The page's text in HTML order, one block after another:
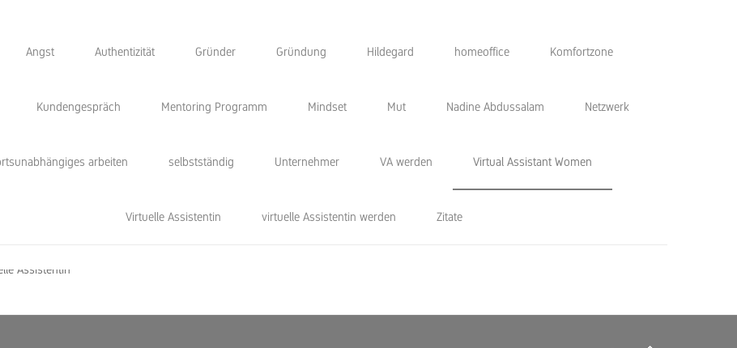
Angst Authentizität Gründer Gründung Hildegard homeoffice Komfortzone
Kundengespräch Mentoring Programm Mindset Mut Nadine Abdussalam Netzwerk
arbeiten selbstständig Unternehmer VA werden Virtual Assistant Women
Virtuelle Assistentin virtuelle Assistentin werden Zitate
Start
virtuelle